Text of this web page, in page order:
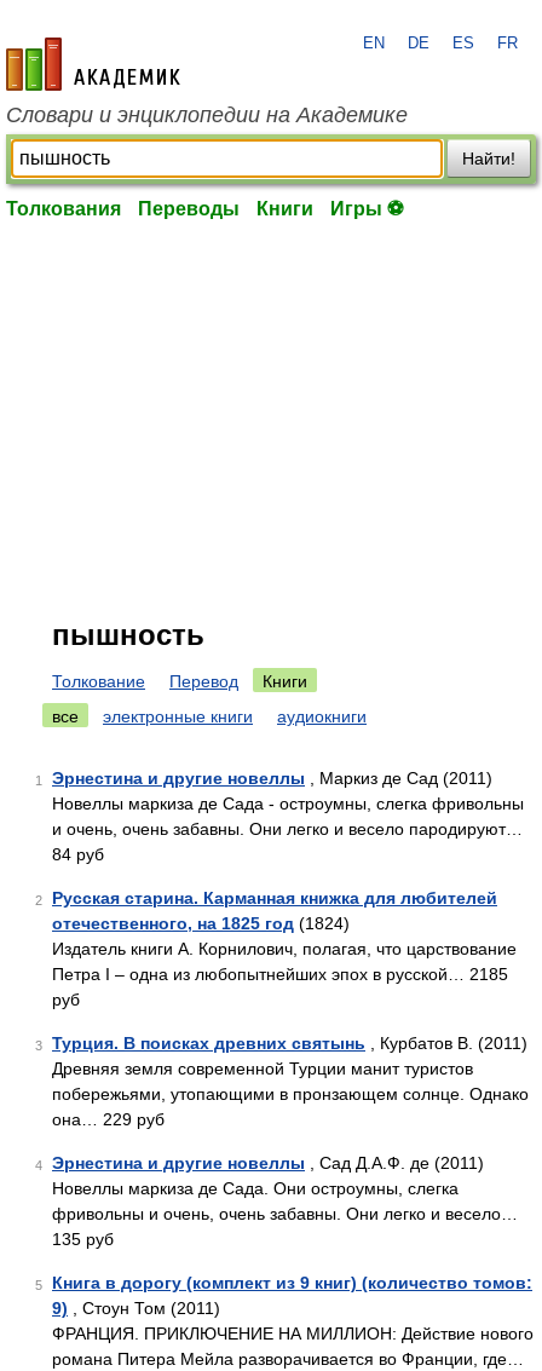
academic.ru
EN DE ES FR
Словари и энциклопедии на Академике
Найти!
Толкования Переводы Книги Игры ⚽
пышность
Толкование Перевод
Книги
все
электронные книги аудиокниги
1 Эрнестина и другие новеллы , Маркиз де Сад (2011)
Новеллы маркиза де Сада - остроумны, слегка фривольны
и очень, очень забавны. Они легко и весело пародируют…
84 руб
2
Русская старина. Карманная книжка для любителей
отечественного, на 1825 год (1824)
Издатель книги А. Корнилович, полагая, что царствование
Петра I – одна из любопытнейших эпох в русской… 2185
руб
3 Турция. В поисках древних святынь , Курбатов В. (2011)
Древняя земля современной Турции манит туристов
побережьями, утопающими в пронзающем солнце. Однако
она… 229 руб
4 Эрнестина и другие новеллы , Сад Д.А.Ф. де (2011)
Новеллы маркиза де Сада. Они остроумны, слегка
фривольны и очень, очень забавны. Они легко и весело…
135 руб
5
Книга в дорогу (комплект из 9 книг) (количество томов:
9) , Стоун Том (2011)
ФРАНЦИЯ. ПРИКЛЮЧЕНИЕ НА МИЛЛИОН: Действие нового
романа Питера Мейла разворачивается во Франции, где…